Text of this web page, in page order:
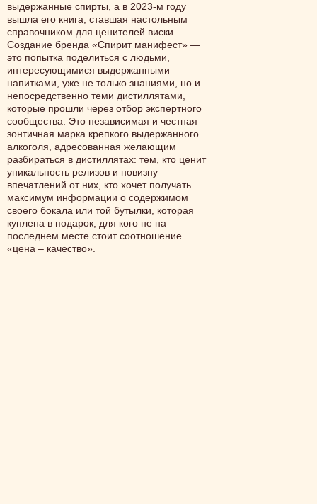
выдержанные спирты, а в 2023-м году
вышла его книга, ставшая настольным
справочником для ценителей виски.
Создание бренда «Спирит манифест» —
это попытка поделиться с людьми,
интересующимися выдержанными
напитками, уже не только знаниями, но и
непосредственно теми дистиллятами,
которые прошли через отбор экспертного
сообщества. Это независимая и честная
зонтичная марка крепкого выдержанного
алкоголя, адресованная желающим
разбираться в дистиллятах: тем, кто ценит
уникальность релизов и новизну
впечатлений от них, кто хочет получать
максимум информации о содержимом
своего бокала или той бутылки, которая
куплена в подарок, для кого не на
последнем месте стоит соотношение
«цена – качество».